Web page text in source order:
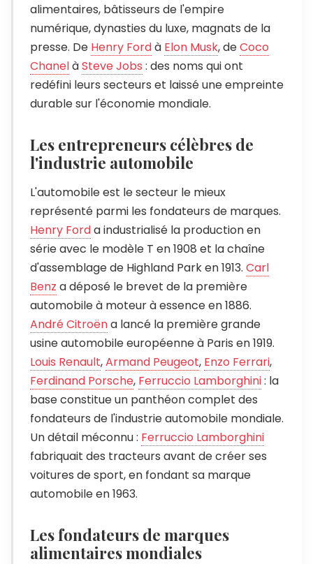
alimentaires, bâtisseurs de l'empire
numérique, dynasties du luxe, magnats de la
presse. De Henry Fordà Elon Musk, deCoco
ChanelàSteve Jobs : des noms qui ont
redéfini leurs secteurs et laissé une empreinte
durable sur l'économie mondiale.
Les entrepreneurs célèbres de
l'industrie automobile
L'automobile est le secteur le mieux
représenté parmi les fondateurs de marques.
Henry Forda industrialisé la production en
série avec le modèle T en 1908 et la chaîne
d'assemblage de Highland Park en 1913. Carl
Benz a déposé le brevet de la première
automobile à moteur à essence en 1886.
André Citroëna lancé la première grande
usine automobile européenne à Paris en 1919.
Louis Renault,Armand Peugeot, Enzo Ferrari,
Ferdinand Porsche, Ferruccio Lamborghini: la
base constitue un panthéon complet des
fondateurs de l'industrie automobile mondiale.
Un détail méconnu : Ferruccio Lamborghini
fabriquait des tracteurs avant de créer ses
voitures de sport, en fondant sa marque
automobile en 1963.
Les fondateurs de marques
alimentaires mondiales